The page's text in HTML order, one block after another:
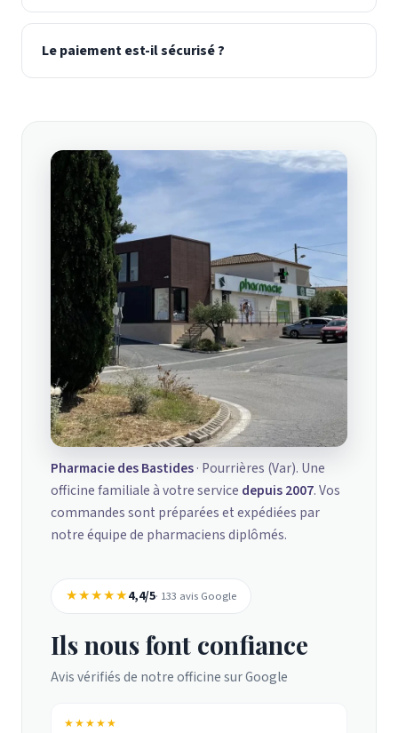
Le paiement est-il sécurisé ?
Pharmacie des Bastides· Pourrières (Var). Une
officine familiale à votre service depuis 2007. Vos
commandes sont préparées et expédiées par
notre équipe de pharmaciens diplômés.
★★★★★4,4/5· 133 avis Google
Ils nous font confiance
Avis vérifiés de notre officine sur Google
★★★★★